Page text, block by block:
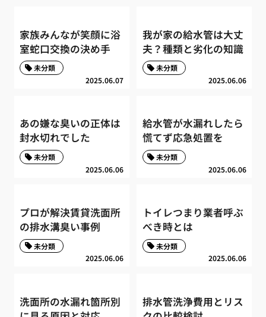
家族みんなが笑顔に浴
室蛇口交換の決め手
2025.06.07
未分類
我が家の給水管は大丈
夫？種類と劣化の知識
2025.06.06
未分類
あの嫌な臭いの正体は
封水切れでした
2025.06.06
未分類
給水管が水漏れしたら
慌てず応急処置を
2025.06.06
未分類
プロが解決賃貸洗面所
の排水溝臭い事例
2025.06.06
未分類
トイレつまり業者呼ぶ
べき時とは
2025.06.06
未分類
洗面所の水漏れ箇所別
排水管洗浄費用とリス